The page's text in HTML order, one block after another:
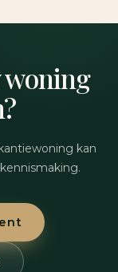
woning
kan